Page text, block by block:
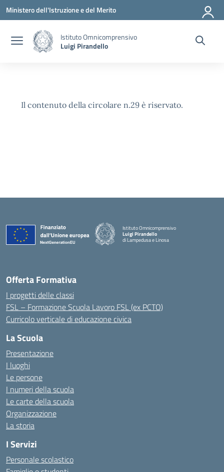
Vai ai contenuti
Vai al menu di navigazione
Vai al footer
Ministero dell'Istruzione e del Merito
Istituto Omnicomprensivo
Luigi Pirandello
Il contenuto della circolare n.29 è riservato.
Istituto Omnicomprensivo
Luigi Pirandello
di Lampedusa e Linosa
Offerta Formativa
I progetti delle classi
FSL – Formazione Scuola Lavoro FSL (ex PCTO)
Curricolo verticale di educazione civica
La Scuola
Presentazione
I luoghi
Le persone
I numeri della scuola
Le carte della scuola
Organizzazione
La storia
I Servizi
Personale scolastico